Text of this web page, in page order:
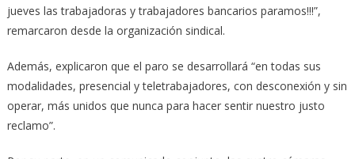
jueves las trabajadoras y trabajadores bancarios paramos!!!”,
remarcaron desde la organización sindical.
Además, explicaron que el paro se desarrollará “en todas sus
modalidades, presencial y teletrabajadores, con desconexión y sin
operar, más unidos que nunca para hacer sentir nuestro justo
reclamo”.